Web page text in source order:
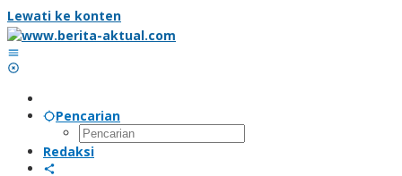
Lewati ke konten
Pencarian
Redaksi